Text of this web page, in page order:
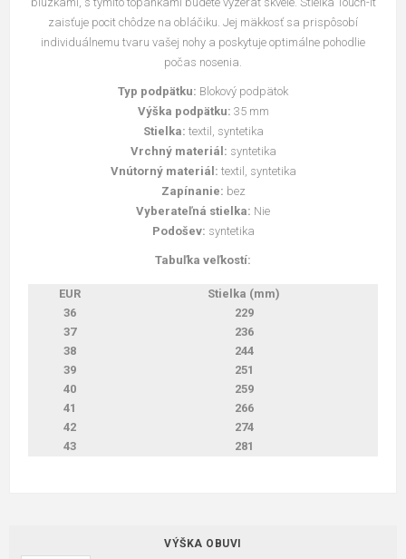
zaisťuje pocit chôdze na obláčiku. Jej mäkkosť sa prispôsobí
individuálnemu tvaru vašej nohy a poskytuje optimálne pohodlie
počas nosenia.
Typ podpätku: Blokový podpätok
Výška podpätku: 35 mm
Stielka: textil, syntetika
Vrchný materiál: syntetika
Vnútorný materiál: textil, syntetika
Zapínanie: bez
Vyberateľná stielka: Nie
Podošev: syntetika
Tabuľka veľkostí:
EUR
Stielka (mm)
36
229
37
236
38
244
39
251
40
259
41
266
42
274
43
281
VÝŠKA OBUVI